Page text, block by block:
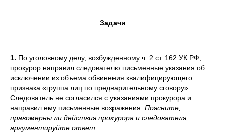
Задачи
1. По уголовному делу, возбужденному ч. 2 ст. 162 УК РФ,
прокурор направил следователю письменные указания об
исключении из объема обвинения квалифицирующего
признака «группа лиц по предварительному сговору».
Следователь не согласился с указаниями прокурора и
направил ему письменные возражения. Поясните,
правомерны ли действия прокурора и следователя,
аргументируйте ответ.